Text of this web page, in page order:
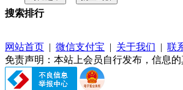
搜索排行
网站首页 | 微信支付宝 | 关于我们 | 联
免责声明：本站上会员自行发布，信息